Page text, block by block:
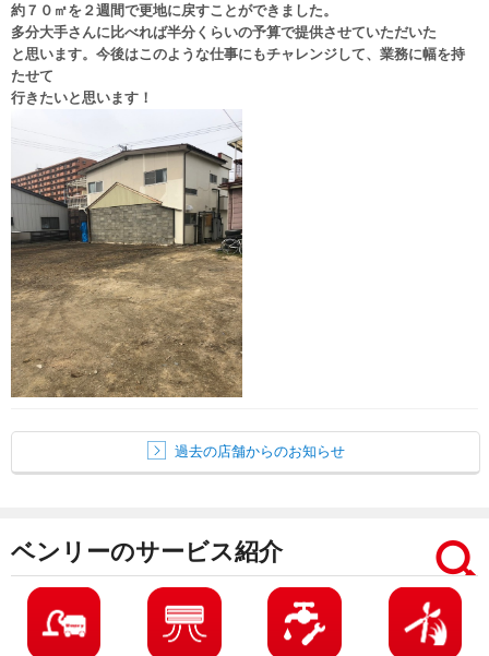
約７０㎡を２週間で更地に戻すことができました。
多分大手さんに比べれば半分くらいの予算で提供させていただいた
と思います。今後はこのような仕事にもチャレンジして、業務に幅を持
たせて
行きたいと思います！
過去の店舗からのお知らせ
ベンリーのサービス紹介